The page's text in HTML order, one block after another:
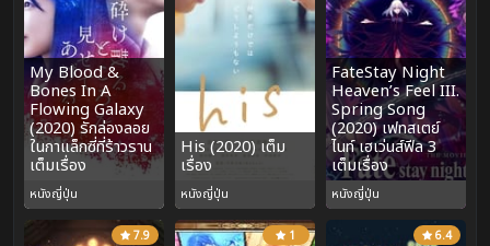
My Blood &
Bones In A
Flowing Galaxy
(2020) รักล่องลอย
ในกาแล็กซี่ที่ร้าวราน
เต็มเรื่อง
หนังญี่ปุ่น
His (2020) เต็ม
เรื่อง
หนังญี่ปุ่น
FateStay Night
Heaven’s Feel III.
Spring Song
(2020) เฟทสเตย์
ไนท์ เฮเว่นส์ฟีล 3
เต็มเรื่อง
หนังญี่ปุ่น
7.9
1
6.4